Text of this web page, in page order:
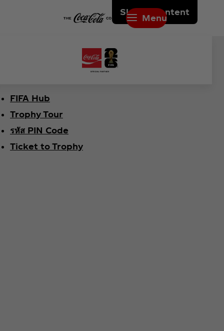
Skip to content
Menu
FIFA Hub
Trophy Tour
รหัส PIN Code
Ticket to Trophy